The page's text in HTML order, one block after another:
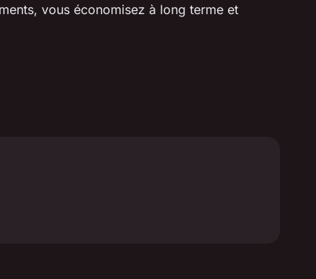
vous économisez à long terme et